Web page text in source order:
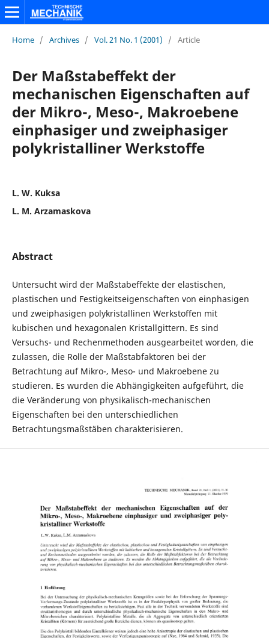
Home / Archives / Vol. 21 No. 1 (2001) / Article
Der Maßstabeffekt der
mechanischen Eigenschaften auf
der Mikro-, Meso-‚ Makroebene
einphasiger und zweiphasiger
polykristalliner Werkstoffe
L. W. Kuksa
L. M. Arzamaskova
Abstract
Untersucht wird der Maßstabeffekte der elastischen,
plastischen und Festigkeitseigenschaften von einphasigen
und zweiphasigen polykristallinen Werkstoffen mit
kubischen und hexagonalen Kristallgittern. Es sind
Versuchs- und Rechenmethoden ausgearbeitet worden, die
zulassen, die Rolle der Maßstabfaktoren bei der
Betrachtung auf Mikro-‚ Meso- und Makroebene zu
studieren. Es wurden die Abhängigkeiten aufgeführt, die
die Veränderung von physikalisch-mechanischen
Eigenschaften bei den unterschiedlichen
Betrachtungsmaßstäben charakterisieren.